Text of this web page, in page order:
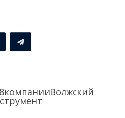
Волжский